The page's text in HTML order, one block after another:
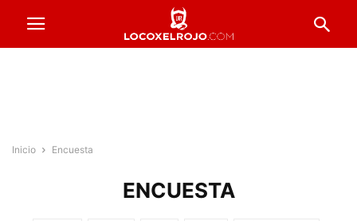
Inicio Encuesta
ENCUESTA